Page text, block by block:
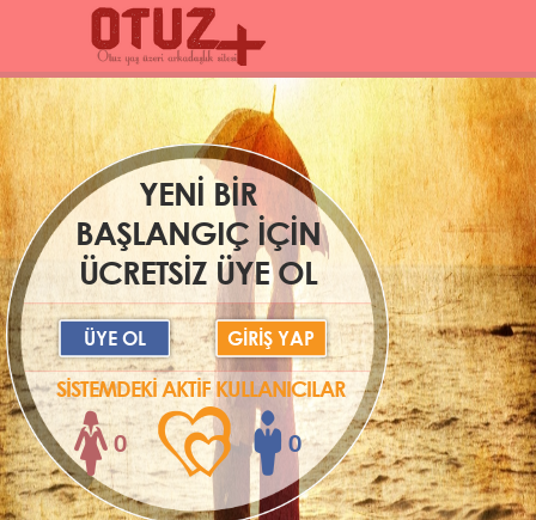
YENİ BİR
BAŞLANGIÇ İÇİN
ÜCRETSİZ ÜYE OL
ÜYE OL GİRİŞ YAP
SİSTEMDEKİ AKTİF KULLANICILAR
0 0